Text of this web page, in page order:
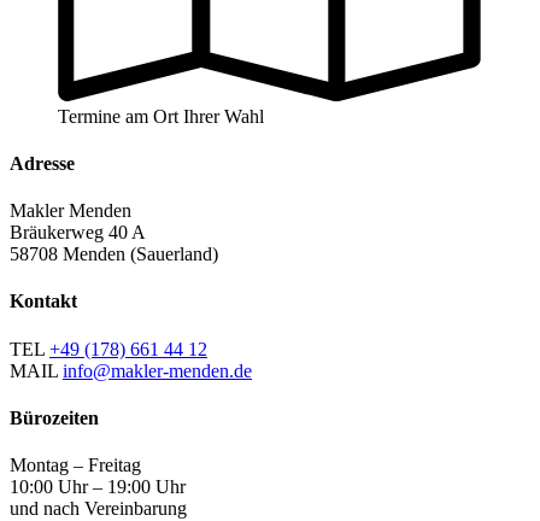
Termine am Ort Ihrer Wahl
Adresse
Makler Menden
Bräukerweg 40 A
58708 Menden (Sauerland)
Kontakt
TEL +49 (178) 661 44 12
MAIL info@makler-menden.de
Bürozeiten
Montag – Freitag
10:00 Uhr – 19:00 Uhr
und nach Vereinbarung